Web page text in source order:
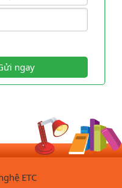
ngay
ETC